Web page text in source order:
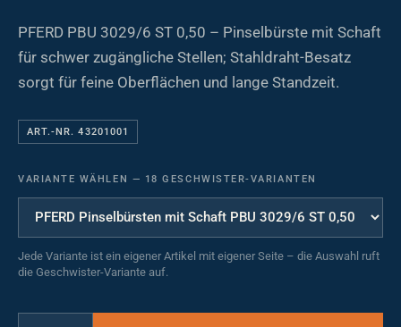
PFERD PBU 3029/6 ST 0,50 – Pinselbürste mit Schaft
für schwer zugängliche Stellen; Stahldraht-Besatz
sorgt für feine Oberflächen und lange Standzeit.
ART.-NR. 43201001
VARIANTE WÄHLEN — 18 GESCHWISTER-VARIANTEN
Jede Variante ist ein eigener Artikel mit eigener Seite – die Auswahl ruft
die Geschwister-Variante auf.